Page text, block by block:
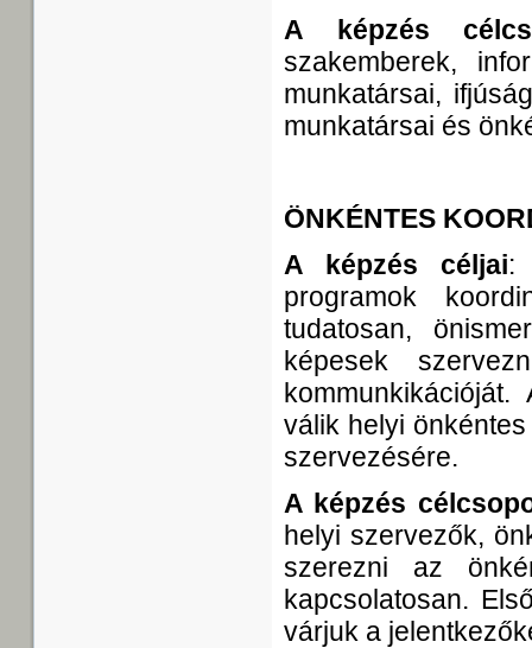
A képzés
szakemberek,
munkatársai,
munkatársai és
ÖNKÉNTES
A képzés céljai:
programok
tudatosan,
képesek
válik helyi
szervezésére.
A képzés
helyi szervezők,
szerezni az
kapcsolatosan.
várjuk a